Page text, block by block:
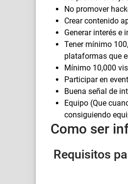
No promover
Crear contenido
Generar interés e
Tener mínimo
plataformas que
Mínimo 10,000
Participar en
Buena señal de
Equipo (Que
consiguiendo
Como ser
Requisitos